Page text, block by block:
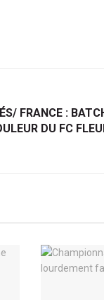
FRANCE :
DU FC